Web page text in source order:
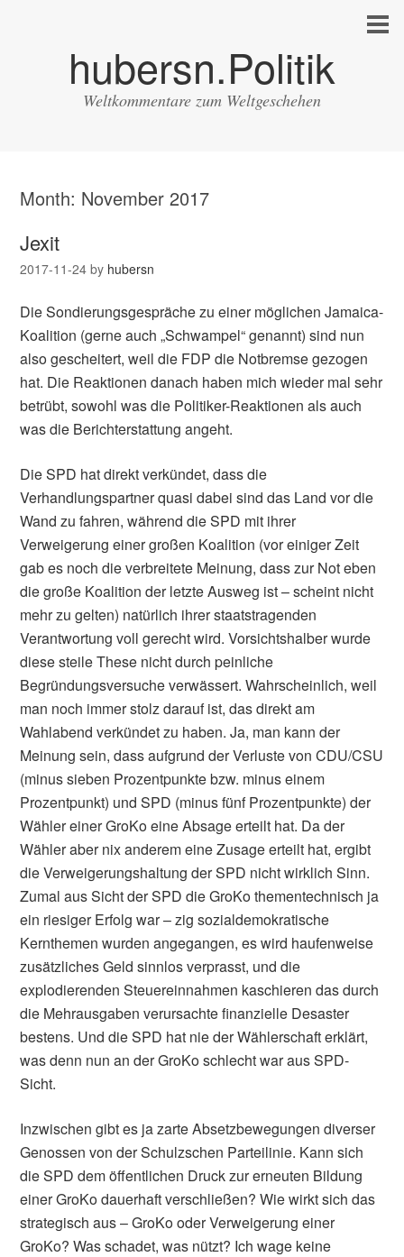
hubersn.Politik
Weltkommentare zum Weltgeschehen
Month: November 2017
Jexit
2017-11-24 by hubersn
Die Sondierungsgespräche zu einer möglichen Jamaica-
Koalition (gerne auch „Schwampel“ genannt) sind nun
also gescheitert, weil die FDP die Notbremse gezogen
hat. Die Reaktionen danach haben mich wieder mal sehr
betrübt, sowohl was die Politiker-Reaktionen als auch
was die Berichterstattung angeht.
Die SPD hat direkt verkündet, dass die
Verhandlungspartner quasi dabei sind das Land vor die
Wand zu fahren, während die SPD mit ihrer
Verweigerung einer großen Koalition (vor einiger Zeit
gab es noch die verbreitete Meinung, dass zur Not eben
die große Koalition der letzte Ausweg ist – scheint nicht
mehr zu gelten) natürlich ihrer staatstragenden
Verantwortung voll gerecht wird. Vorsichtshalber wurde
diese steile These nicht durch peinliche
Begründungsversuche verwässert. Wahrscheinlich, weil
man noch immer stolz darauf ist, das direkt am
Wahlabend verkündet zu haben. Ja, man kann der
Meinung sein, dass aufgrund der Verluste von CDU/CSU
(minus sieben Prozentpunkte bzw. minus einem
Prozentpunkt) und SPD (minus fünf Prozentpunkte) der
Wähler einer GroKo eine Absage erteilt hat. Da der
Wähler aber nix anderem eine Zusage erteilt hat, ergibt
die Verweigerungshaltung der SPD nicht wirklich Sinn.
Zumal aus Sicht der SPD die GroKo thementechnisch ja
ein riesiger Erfolg war – zig sozialdemokratische
Kernthemen wurden angegangen, es wird haufenweise
zusätzliches Geld sinnlos verprasst, und die
explodierenden Steuereinnahmen kaschieren das durch
die Mehrausgaben verursachte finanzielle Desaster
bestens. Und die SPD hat nie der Wählerschaft erklärt,
was denn nun an der GroKo schlecht war aus SPD-
Sicht.
Inzwischen gibt es ja zarte Absetzbewegungen diverser
Genossen von der Schulzschen Parteilinie. Kann sich
die SPD dem öffentlichen Druck zur erneuten Bildung
einer GroKo dauerhaft verschließen? Wie wirkt sich das
strategisch aus – GroKo oder Verweigerung einer
GroKo? Was schadet, was nützt? Ich wage keine